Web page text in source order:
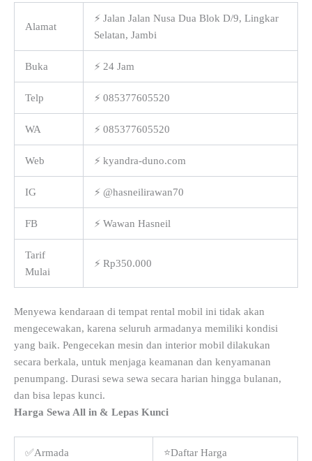
Alamat
⚡ Jalan Jalan Nusa Dua Blok D/9, Lingkar
Selatan, Jambi
Buka ⚡ 24 Jam
Telp ⚡ 085377605520
WA ⚡ 085377605520
Web ⚡ kyandra-duno.com
IG ⚡ @hasneilirawan70
FB ⚡ Wawan Hasneil
Tarif
Mulai
⚡ Rp350.000
Menyewa kendaraan di tempat rental mobil ini tidak akan
mengecewakan, karena seluruh armadanya memiliki kondisi
yang baik. Pengecekan mesin dan interior mobil dilakukan
secara berkala, untuk menjaga keamanan dan kenyamanan
penumpang. Durasi sewa sewa secara harian hingga bulanan,
dan bisa lepas kunci.
Harga Sewa All in & Lepas Kunci
✅Armada ⭐Daftar Harga